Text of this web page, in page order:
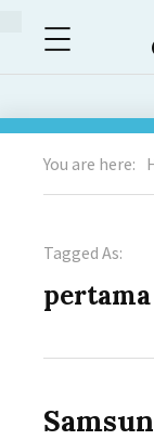
You are here:
Tagged As:
pertama